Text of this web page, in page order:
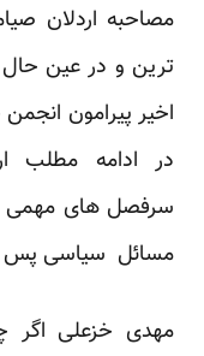
مصاحبه اردلان
ترین و در عین
اخیر پیرامون
در ادامه مطلب
سرفصل های مهمی
مسائل سیاسی پس
مهدی خزعلی اگر